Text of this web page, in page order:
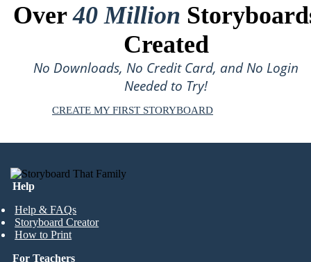
Over40 Million
Created
No Downloads, No Credit Card, and No Login
Needed to Try!
CREATE MY FIRST STORYBOARD
Help
Help & FAQs
Storyboard Creator
How to Print
For Teachers